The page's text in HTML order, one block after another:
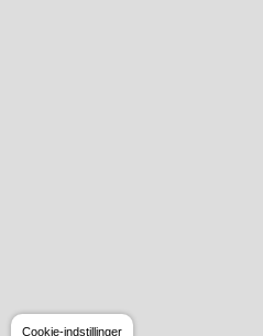
Cookie-indstillinger